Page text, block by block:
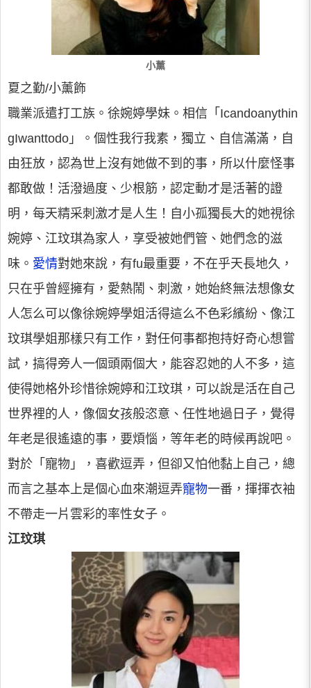
小薰
夏之勤/小薰飾
職業派遣打工族。徐婉婷學妹。相信「Icandoanythin
gIwanttodo」。個性我行我素，獨立、自信滿滿，自
由狂放，認為世上沒有她做不到的事，所以什麼怪事
都敢做！活潑過度、少根筋，認定動才是活著的證
明，每天精采刺激才是人生！自小孤獨長大的她視徐
婉婷、江玟琪為家人，享受被她們管、她們念的滋
味。 愛情對她來說，有fu最重要，不在乎天長地久，
只在乎曾經擁有，愛熱鬧、刺激，她始終無法想像女
人怎么可以像徐婉婷學姐活得這么不色彩繽紛、像江
玟琪學姐那樣只有工作，對任何事都抱持好奇心想嘗
試，搞得旁人一個頭兩個大，能容忍她的人不多，這
使得她格外珍惜徐婉婷和江玟琪，可以說是活在自己
世界裡的人，像個女孩般恣意、任性地過日子，覺得
年老是很遙遠的事，要煩惱，等年老的時候再說吧。
對於「寵物」，喜歡逗弄，但卻又怕他黏上自己，總
而言之基本上是個心血來潮逗弄寵物一番，揮揮衣袖
不帶走一片雲彩的率性女子。
江玟琪